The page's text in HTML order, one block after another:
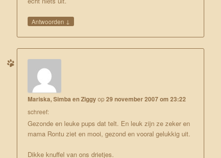
Antwoorden ↓
Mariska, Simba en Ziggyop29 november 2007 om 23:22
schreef:
Gezonde en leuke pups dat telt. En leuk zijn ze zeker en
mama Rontu ziet en mooi, gezond en vooral gelukkig uit.
Dikke knuffel van ons drietjes.